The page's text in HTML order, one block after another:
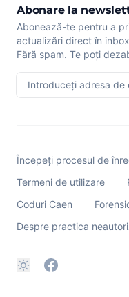
Abonare la
Abonează-te pentru a
actualizări direct în
Fără spam. Te poți
Introduceți adresa de
Începeți procesul de
Termeni de utilizare
Coduri Caen
Despre practica